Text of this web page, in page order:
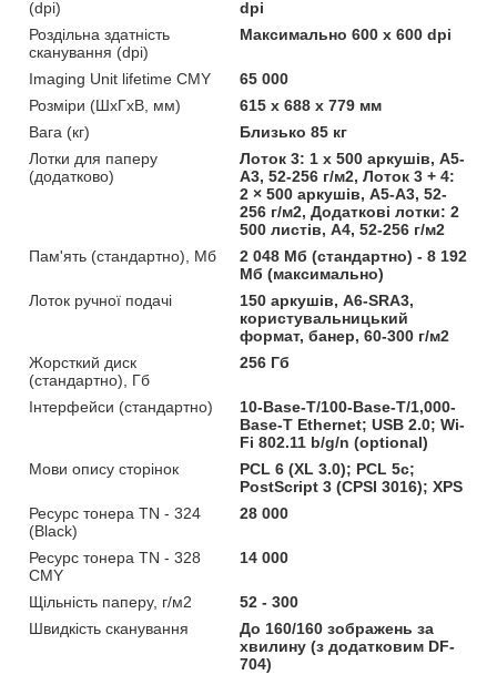
(dpi)
dpi
Роздільна здатність
сканування (dpi)
Максимально 600 x 600 dpi
Imaging Unit lifetime CMY
65 000
Розміри (ШхГхВ, мм)
615 x 688 x 779 мм
Вага (кг)
Близько 85 кг
Лотки для паперу
(додатково)
Лоток 3: 1 х 500 аркушів, A5-
A3, 52-256 г/м2, Лоток 3 + 4:
2 × 500 аркушів, A5-A3, 52-
256 г/м2, Додаткові лотки: 2
500 листів, А4, 52-256 г/м2
Пам'ять (стандартно), Мб
2 048 Мб (стандартно) - 8 192
Мб (максимально)
Лоток ручної подачі
150 аркушів, A6-SRA3,
користувальницький
формат, банер, 60-300 г/м2
Жорсткий диск
(стандартно), Гб
256 Гб
Інтерфейси (стандартно)
10-Base-T/100-Base-T/1,000-
Base-T Ethernet; USB 2.0; Wi-
Fi 802.11 b/g/n (optional)
Мови опису сторінок
PCL 6 (XL 3.0); PCL 5c;
PostScript 3 (CPSI 3016); XPS
Ресурс тонера TN - 324
(Black)
28 000
Ресурс тонера TN - 328
CMY
14 000
Щільність паперу, г/м2
52 - 300
Швидкість сканування
До 160/160 зображень за
хвилину (з додатковим DF-
704)